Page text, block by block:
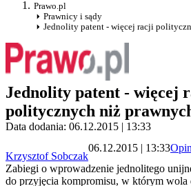
Prawo.pl
Prawnicy i sądy
Jednolity patent - więcej racji
Jednolity patent - więcej
politycznych niż
Data dodania: 06.12.2015 | 13:33
Krzysztof Sobczak
06.12.2015 | 13:33
Zabiegi o wprowadzenie jednolitego
do przyjęcia kompromisu, w którym